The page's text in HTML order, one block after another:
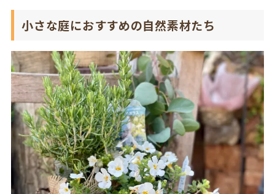
小さな庭におすすめの自然素材たち